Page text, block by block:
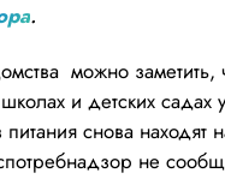
.
можно заметить,
и детских садах у
снова находят
не